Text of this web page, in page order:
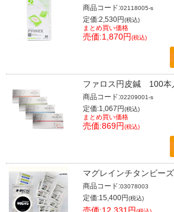
商品コード:02118005-s
定価:2,530円(税込)
まとめ買い価格
売価:1,870円(税込)
ファロス円皮鍼 100本
商品コード:02209001-s
定価:1,067円(税込)
まとめ買い価格
売価:869円(税込)
マグレインチタンビー
商品コード:03078003
定価:15,400円(税込)
売価:12,331円